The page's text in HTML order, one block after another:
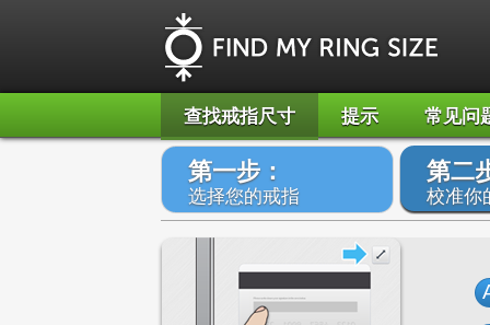
查找戒指尺寸 提示 常见问
第一步：
选择您的戒指
第二
校准你